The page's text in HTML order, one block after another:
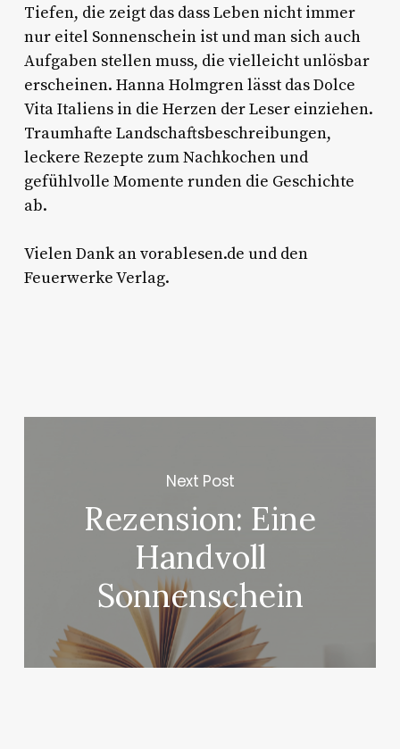
Tiefen, die zeigt das dass Leben nicht immer
nur eitel Sonnenschein ist und man sich auch
Aufgaben stellen muss, die vielleicht unlösbar
erscheinen. Hanna Holmgren lässt das Dolce
Vita Italiens in die Herzen der Leser einziehen.
Traumhafte Landschaftsbeschreibungen,
leckere Rezepte zum Nachkochen und
gefühlvolle Momente runden die Geschichte
ab.
Vielen Dank an vorablesen.de und den
Feuerwerke Verlag.
Next Post
Rezension: Eine
Handvoll
Sonnenschein